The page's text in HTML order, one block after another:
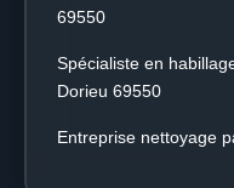
69550
Spécialiste en
Dorieu 69550
Entreprise nettoyage